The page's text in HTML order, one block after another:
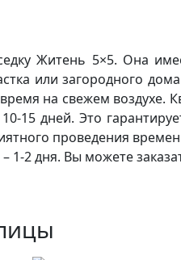
Житень 5×5. Она
или загородного
на свежем
15 дней. Это
проведения
1-2 дня. Вы можете